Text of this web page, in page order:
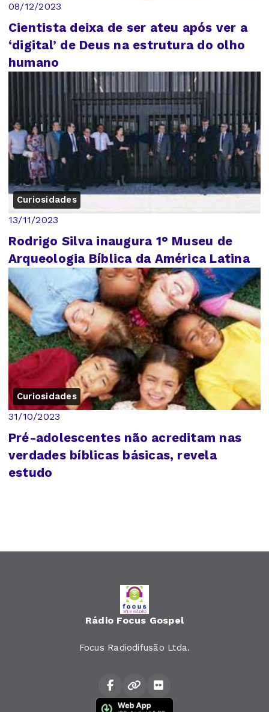
08/12/2023
Cientista deixa de ser ateu após ver a
‘digital’ de Deus na estrutura do olho
humano
Curiosidades
13/11/2023
Rodrigo Silva inaugura 1° Museu de
Arqueologia Bíblica da América Latina
Curiosidades
31/10/2023
Pré-adolescentes não acreditam nas
verdades bíblicas básicas, revela
estudo
Rádio Focus Gospel
Focus Radiodifusão Ltda.